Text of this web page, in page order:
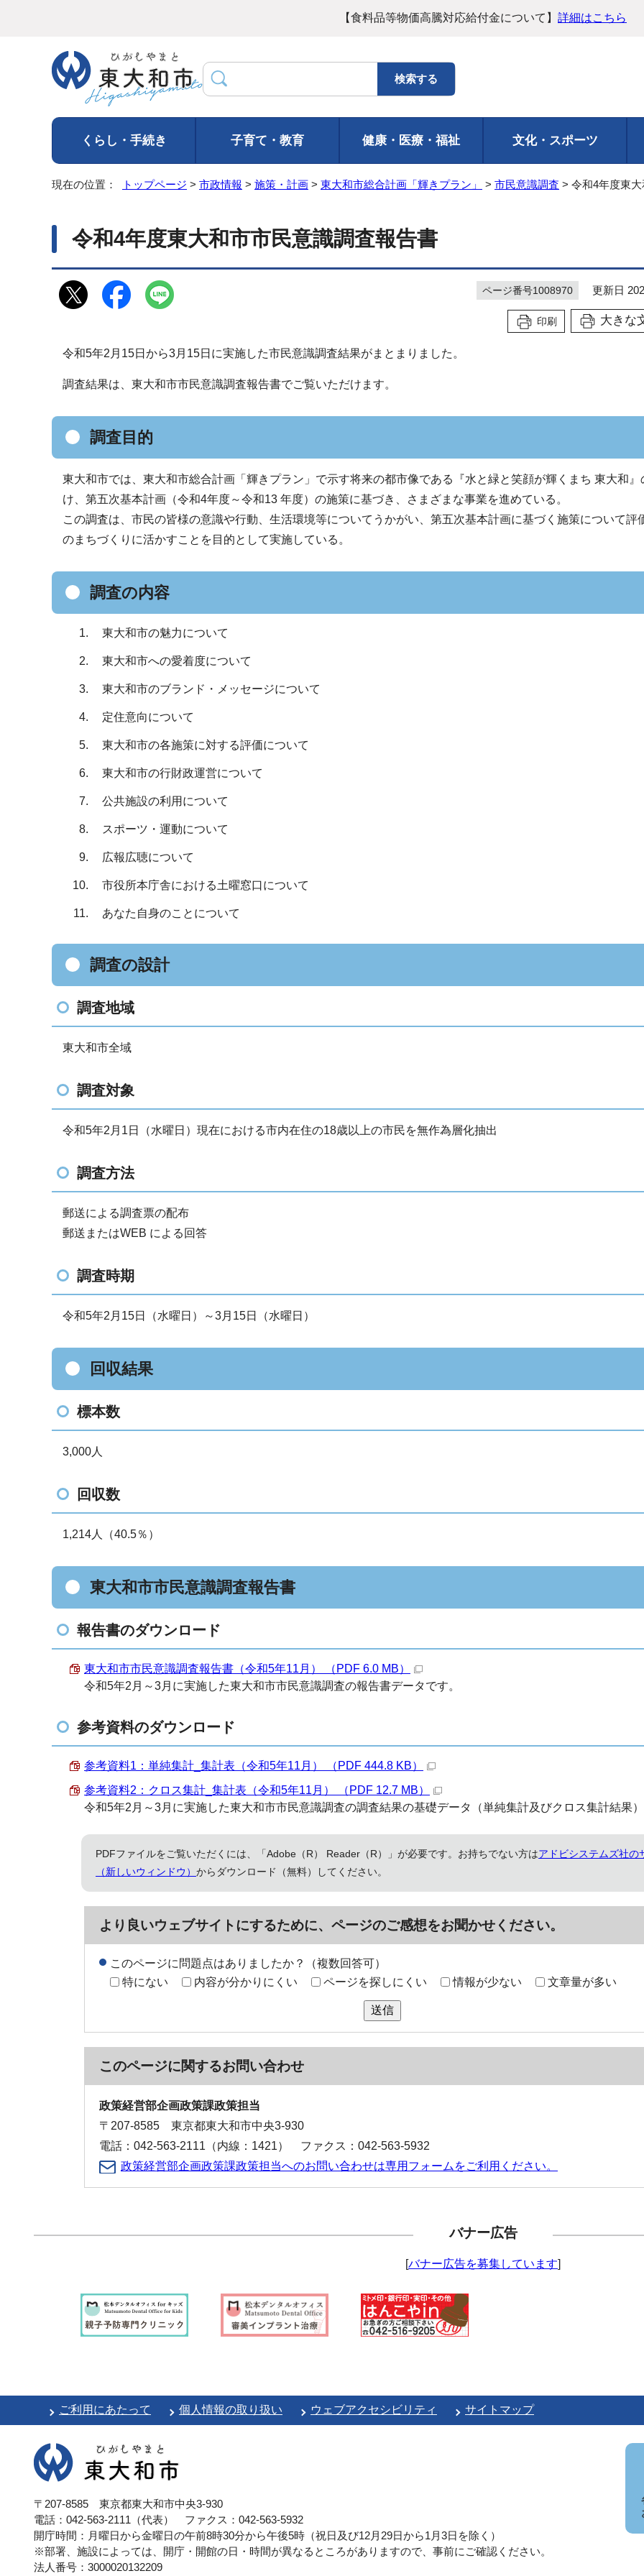
【食料品等物価高騰対応給付金について】 詳細はこちら
くらし・手続き 子育て・教育 健康・医療・福祉 文化・スポーツ
現在の位置： トップページ > 市政情報 > 施策・計画 > 東大和市総合計画「輝きプラン」 > 市民意識調査 > 令和4年度東
令和4年度東大和市市民意識調査報告書
ページ番号1008970 更新日
印刷 大きな
令和5年2月15日から3月15日に実施した市民意識調査結果がまとまりました。
調査結果は、東大和市市民意識調査報告書でご覧いただけます。
調査目的
東大和市では、東大和市総合計画「輝きプラン」で示す将来の都市像である『水と緑と笑顔が輝くまち 東大和』
け、第五次基本計画（令和4年度～令和13 年度）の施策に基づき、さまざまな事業を進めている。
この調査は、市民の皆様の意識や行動、生活環境等についてうかがい、第五次基本計画に基づく施策について評
のまちづくりに活かすことを目的として実施している。
調査の内容
東大和市の魅力について
東大和市への愛着度について
東大和市のブランド・メッセージについて
定住意向について
東大和市の各施策に対する評価について
東大和市の行財政運営について
公共施設の利用について
スポーツ・運動について
広報広聴について
市役所本庁舎における土曜窓口について
あなた自身のことについて
調査の設計
調査地域
東大和市全域
調査対象
令和5年2月1日（水曜日）現在における市内在住の18歳以上の市民を無作為層化抽出
調査方法
郵送による調査票の配布
郵送またはWEB による回答
調査時期
令和5年2月15日（水曜日）～3月15日（水曜日）
回収結果
標本数
3,000人
回収数
1,214人（40.5％）
東大和市市民意識調査報告書
報告書のダウンロード
東大和市市民意識調査報告書（令和5年11月） （PDF 6.0 MB）
令和5年2月～3月に実施した東大和市市民意識調査の報告書データです。
参考資料のダウンロード
参考資料1：単純集計_集計表（令和5年11月） （PDF 444.8 KB）
参考資料2：クロス集計_集計表（令和5年11月） （PDF 12.7 MB）
令和5年2月～3月に実施した東大和市市民意識調査の調査結果の基礎データ（単純集計及びクロス集計結果
PDFファイルをご覧いただくには、「Adobe（R） Reader（R）」が必要です。お持ちでない方はアドビシステムズ社の
（新しいウィンドウ） からダウンロード（無料）してください。
より良いウェブサイトにするために、ページのご感想をお聞かせください。
このページに問題点はありましたか？（複数回答可）
特にない
内容が分かりにくい ページを探しにくい 情報が少ない 文章量が多い
送信
このページに関するお問い合わせ
政策経営部企画政策課政策担当
〒207-8585 東京都東大和市中央3-930
電話：042-563-2111（内線：1421） ファクス：042-563-5932
政策経営部企画政策課政策担当へのお問い合わせは専用フォームをご利用ください。
バナー広告
[バナー広告を募集しています]
ご利用にあたって 個人情報の取り扱い ウェブアクセシビリティ サイトマップ
〒207-8585 東京都東大和市中央3-930
電話：042-563-2111（代表） ファクス：042-563-5932
開庁時間：月曜日から金曜日の午前8時30分から午後5時（祝日及び12月29日から1月3日を除く）
※部署、施設によっては、開庁・開館の日・時間が異なるところがありますので、事前にご確認ください。
法人番号：3000020132209